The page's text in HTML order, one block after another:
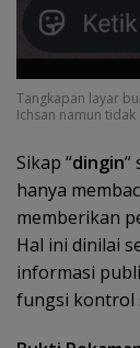
Tangkapan layar
Ichsan namun
Sikap “dingin”
hanya
memberikan
Hal ini dinilai
informasi
fungsi kontrol